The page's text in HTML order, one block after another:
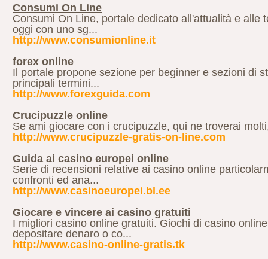
Consumi On Line
Consumi On Line, portale dedicato all'attualità e
oggi con uno sg...
http://www.consumionline.it
forex online
Il portale propone sezione per beginner e sezioni di
principali termini...
http://www.forexguida.com
Crucipuzzle online
Se ami giocare con i crucipuzzle, qui ne troverai
http://www.crucipuzzle-gratis-on-line.com
Guida ai casino europei online
Serie di recensioni relative ai casino online
confronti ed ana...
http://www.casinoeuropei.bl.ee
Giocare e vincere ai casino gratuiti
I migliori casino online gratuiti. Giochi di casino
depositare denaro o co...
http://www.casino-online-gratis.tk